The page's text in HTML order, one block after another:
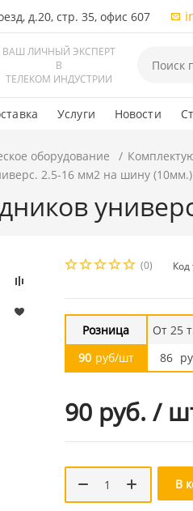
д.20, стр. 35, офис 607
ВАШ ЛИЧНЫЙ ЭКСПЕРТ
В
ТЕЛЕКОМ ИНДУСТРИИ
Услуги Новости
оборудование
2.5-16 мм2 на шину (10мм.)
(0) Код
Розница
90 руб/шт
От 25
86
90 руб. /
В